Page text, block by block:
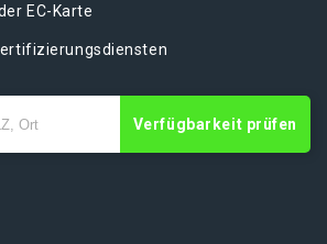
EC-Karte
Verfügbarkeit prüfen